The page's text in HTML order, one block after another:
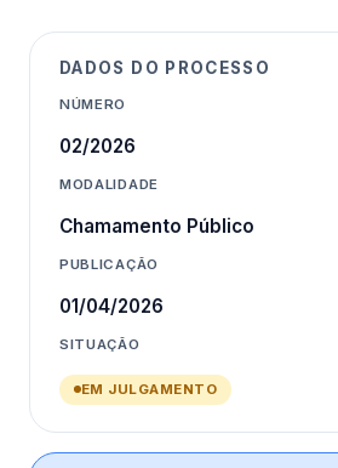
DADOS DO PROCESSO
NÚMERO
02/2026
MODALIDADE
Chamamento Público
PUBLICAÇÃO
01/04/2026
SITUAÇÃO
EM JULGAMENTO